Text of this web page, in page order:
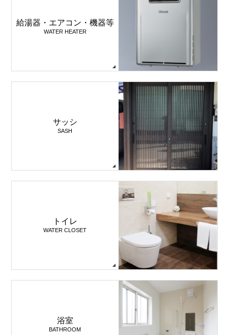
給湯器・エアコン・機器等
WATER HEATER
サッシ
SASH
トイレ
WATER CLOSET
浴室
BATHROOM